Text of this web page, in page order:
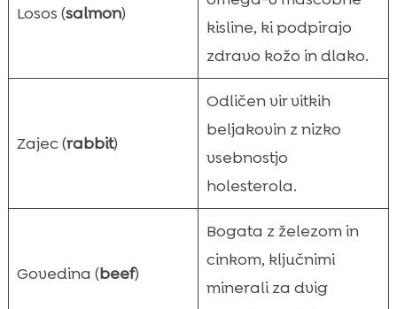
Losos (salmon)
kisline, ki podpirajo
zdravo kožo in dlako.
Zajec (rabbit)
Odličen vir vitkih
beljakovin z nizko
vsebnostjo
holesterola.
Govedina (beef)
Bogata z železom in
cinkom, ključnimi
minerali za dvig